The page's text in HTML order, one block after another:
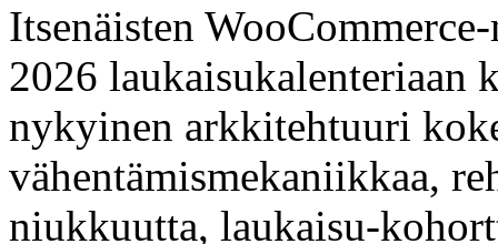
Itsenäisten
2026 laukaisukalenteriaan
nykyinen arkkitehtuuri
vähentämismekaniikkaa,
niukkuutta, laukaisu-